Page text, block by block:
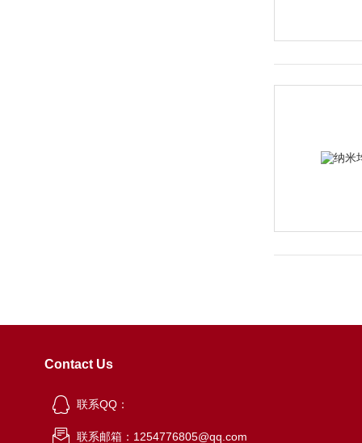
Contact Us
联系QQ：
联系邮箱：1254776805@qq.com